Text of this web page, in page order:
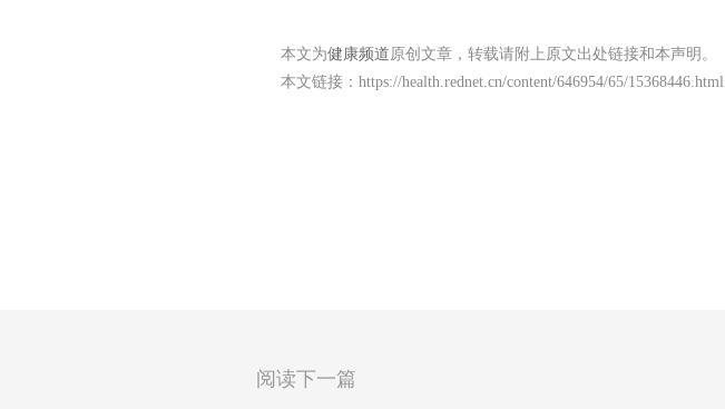
本文为健康频道原创文章，转载请附上原文出处链接和本声明。
本文链接： https://health.rednet.cn/content/646954/65/15368446.html
阅读下一篇